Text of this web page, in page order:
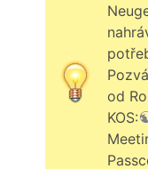
od
KOS: